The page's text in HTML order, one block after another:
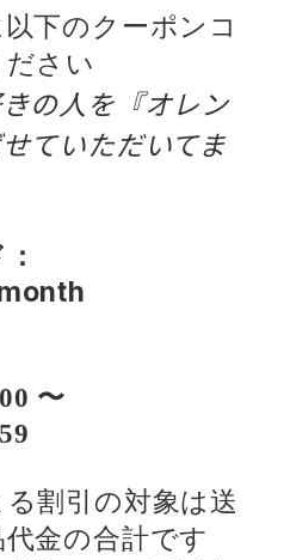
下のクーポンコ
さい
の人を『オレン
ていただいてま
〜
る割引の対象は送
金の合計です